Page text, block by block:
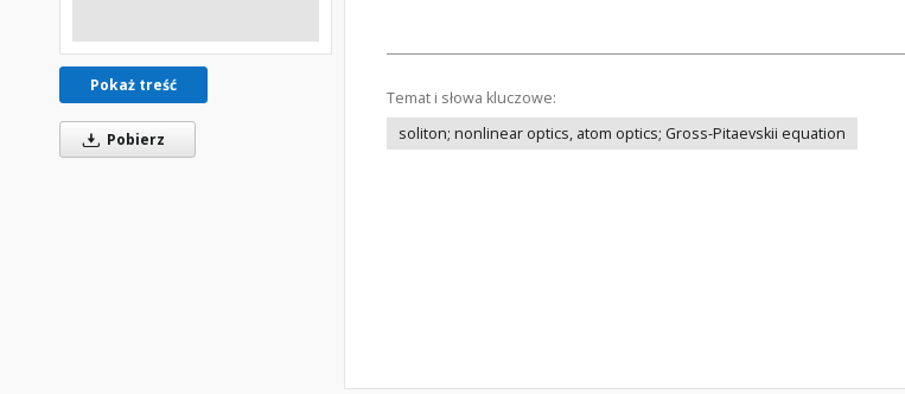
Pokaż treść
Pobierz
Temat i słowa kluczowe:
soliton; nonlinear optics, atom optics; Gross-Pitaevskii equation